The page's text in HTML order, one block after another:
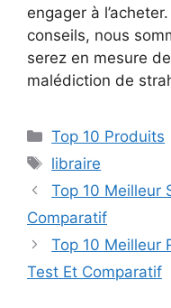
engager à
conseils, nous
serez en mesure
malédiction de
Top 10 Produits
libraire
Top 10 Meilleur
Comparatif
Top 10 Meilleur
Test Et Comparatif